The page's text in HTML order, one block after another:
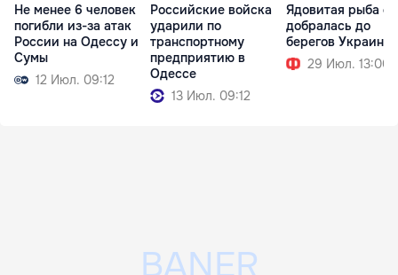
Не менее 6 человек
погибли из-за атак
России на Одессу и
Сумы
12 Июл. 09:12
Российские войска
ударили по
транспортному
предприятию в
Одессе
13 Июл. 09:12
Ядовитая рыба
добралась до
берегов Украины
29 Июл. 13:00